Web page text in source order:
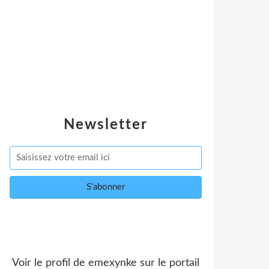
Newsletter
Voir le profil de emexynke sur le portail